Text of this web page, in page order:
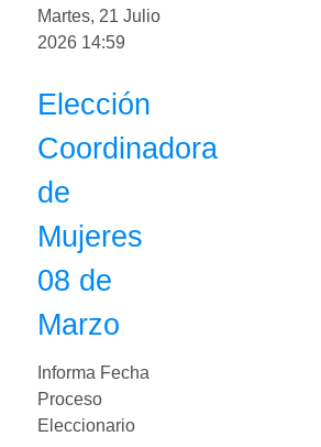
Martes, 21 Julio
2026 14:59
Elección
Coordinadora
de
Mujeres
08 de
Marzo
Informa Fecha
Proceso
Eleccionario